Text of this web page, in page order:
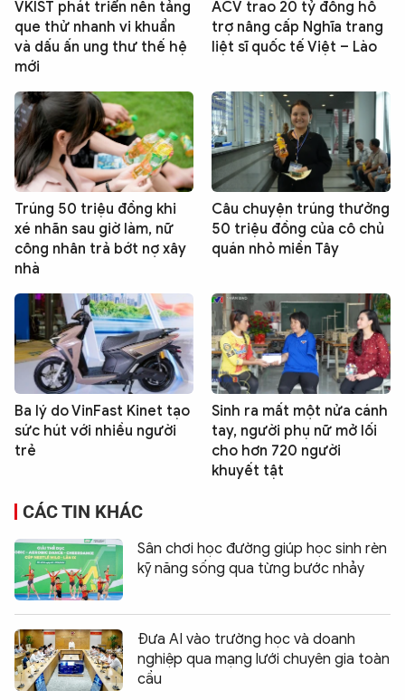
VKIST phát triển nền tảng
que thử nhanh vi khuẩn
và dấu ấn ung thư thế hệ
mới
ACV trao 20 tỷ đồng hỗ
trợ nâng cấp Nghĩa trang
liệt sĩ quốc tế Việt – Lào
Trúng 50 triệu đồng khi
xé nhãn sau giờ làm, nữ
công nhân trả bớt nợ xây
nhà
Câu chuyện trúng thưởng
50 triệu đồng của cô chủ
quán nhỏ miền Tây
Ba lý do VinFast Kinet tạo
sức hút với nhiều người
trẻ
Sinh ra mất một nửa cánh
tay, người phụ nữ mở lối
cho hơn 720 người
khuyết tật
CÁC TIN KHÁC
Sân chơi học đường giúp học sinh rèn
kỹ năng sống qua từng bước nhảy
Đưa AI vào trường học và doanh
nghiệp qua mạng lưới chuyên gia toàn
cầu